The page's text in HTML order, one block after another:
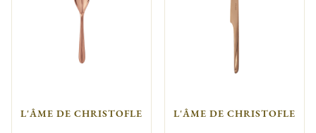
L'ÂME DE CHRISTOFLE L'ÂME DE CHRISTOFLE